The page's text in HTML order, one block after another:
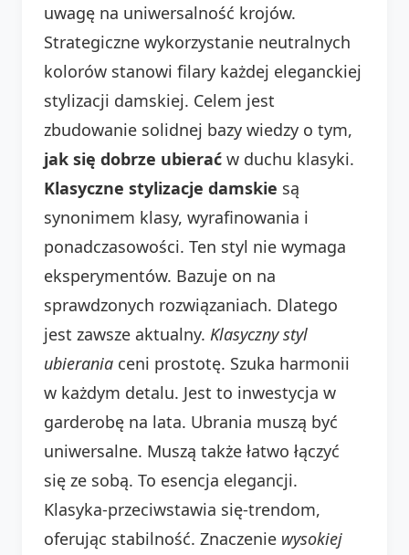
uwagę na uniwersalność krojów.
Strategiczne wykorzystanie neutralnych
kolorów stanowi filary każdej eleganckiej
stylizacji damskiej. Celem jest
zbudowanie solidnej bazy wiedzy o tym,
jak się dobrze ubierać w duchu klasyki.
Klasyczne stylizacje damskie są
synonimem klasy, wyrafinowania i
ponadczasowości. Ten styl nie wymaga
eksperymentów. Bazuje on na
sprawdzonych rozwiązaniach. Dlatego
jest zawsze aktualny. Klasyczny styl
ubierania ceni prostotę. Szuka harmonii
w każdym detalu. Jest to inwestycja w
garderobę na lata. Ubrania muszą być
uniwersalne. Muszą także łatwo łączyć
się ze sobą. To esencja elegancji.
Klasyka-przeciwstawia się-trendom,
oferując stabilność. Znaczenie wysokiej